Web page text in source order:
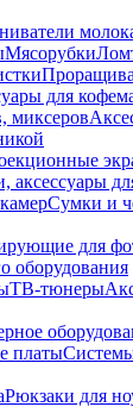
Мясорубки
для
миксеров
аксессуары
Сумки и
для
оборудования
ТВ-тюнеры
платы
Рюкзаки для